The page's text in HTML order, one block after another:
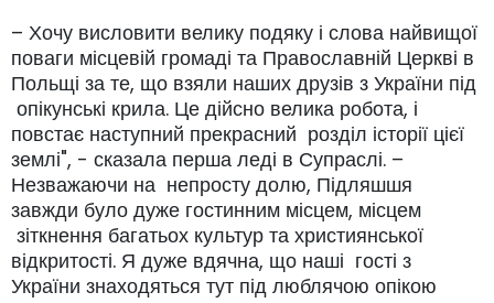
– Хочу висловити велику подяку і слова найвищої
поваги місцевій громаді та Православній Церкві в
Польщі за те, що взяли наших друзів з України під
опікунські крила. Це дійсно велика робота, і
повстає наступний прекрасний розділ історії цієї
землі", - сказала перша леді в Супраслі. –
Незважаючи на непросту долю, Підляшшя
завжди було дуже гостинним місцем, місцем
зіткнення багатьох культур та християнської
відкритості. Я дуже вдячна, що наші гості з
України знаходяться тут під люблячою опікою